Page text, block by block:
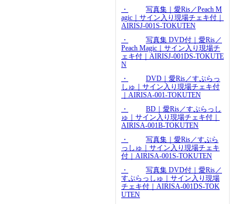
・
写真集｜愛Ris／Peach M
agic｜サイン入り現場チェキ付｜
AIRISJ-001S-TOKUTEN
・
写真集 DVD付｜愛Ris／
Peach Magic｜サイン入り現場チ
ェキ付｜AIRISJ-001DS-TOKUTE
N
・
DVD｜愛Ris／すぷらっ
しゅ｜サイン入り現場チェキ付
｜AIRISA-001-TOKUTEN
・
BD｜愛Ris／すぷらっし
ゅ｜サイン入り現場チェキ付｜
AIRISA-001B-TOKUTEN
・
写真集｜愛Ris／すぷら
っしゅ｜サイン入り現場チェキ
付｜AIRISA-001S-TOKUTEN
・
写真集 DVD付｜愛Ris／
すぷらっしゅ｜サイン入り現場
チェキ付｜AIRISA-001DS-TOK
UTEN